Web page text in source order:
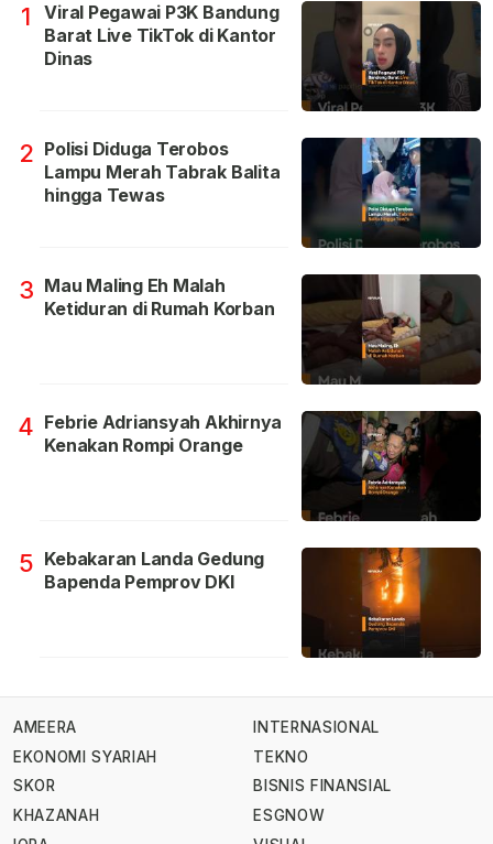
1
Viral Pegawai P3K Bandung
Barat Live TikTok di Kantor
Dinas
2 Polisi Diduga Terobos
Lampu Merah Tabrak Balita
hingga Tewas
3 Mau Maling Eh Malah
Ketiduran di Rumah Korban
4 Febrie Adriansyah Akhirnya
Kenakan Rompi Orange
5 Kebakaran Landa Gedung
Bapenda Pemprov DKI
AMEERA
EKONOMI SYARIAH
SKOR
KHAZANAH
INTERNASIONAL
TEKNO
BISNIS FINANSIAL
ESGNOW